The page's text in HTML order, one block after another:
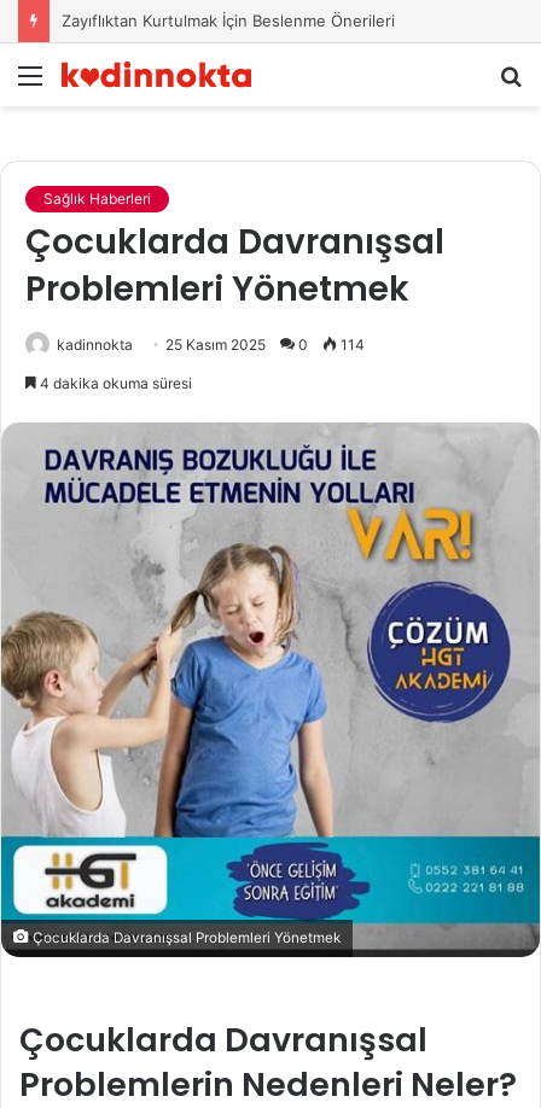
Zayıflıktan Kurtulmak İçin Beslenme Önerileri
Menü
Sağlık Haberleri
Çocuklarda Davranışsal
Problemleri Yönetmek
kadinnokta 25 Kasım 2025 0 114
4 dakika okuma süresi
Çocuklarda Davranışsal Problemleri Yönetmek
Çocuklarda Davranışsal
Problemlerin Nedenleri Neler?